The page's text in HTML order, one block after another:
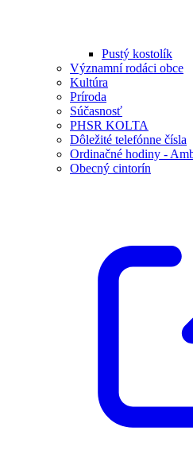
Pustý kostolík
Významní rodáci obce
Kultúra
Príroda
Súčasnosť
PHSR KOLTA
Dôležité telefónne čísla
Ordinačné hodiny -
Obecný cintorín